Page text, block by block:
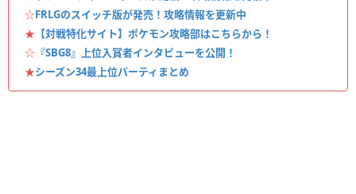
☆FRLGのスイッチ版が発売！攻略情報を更新中
★ 【対戦特化サイト】ポケモン攻略部はこちらから！
☆ 『SBG8』上位入賞者インタビューを公開！
★シーズン34最上位パーティまとめ